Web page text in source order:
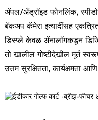
ॲपल/अँड्रॉइड फोनलिंक,
बॅकअप कॅमेरा इत्यादींसह
डिस्प्ले केवळ ॲनालॉगकडून
तो खालील गोष्टीदेखील मूर्त
उत्तम सुरक्षितता, कार्यक्षमता